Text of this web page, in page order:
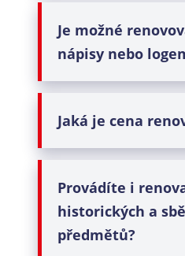
Je možné
nápisy nebo
Jaká je cena
Provádíte i
historických a
předmětů?